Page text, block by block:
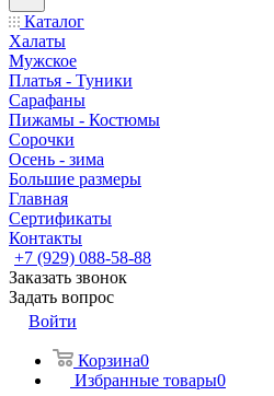
Каталог
Халаты
Мужское
Платья - Туники
Сарафаны
Пижамы - Костюмы
Сорочки
Oсень - зима
Большие размеры
Главная
Сертификаты
Контакты
+7 (929) 088-58-88
Заказать звонок
Задать вопрос
Войти
Корзина0
Избранные товары0